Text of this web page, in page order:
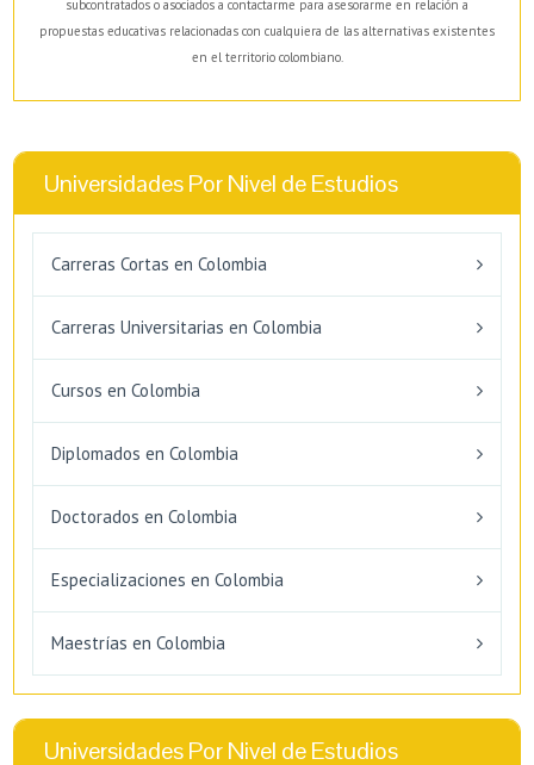
subcontratados o asociados a contactarme para asesorarme en relación a
propuestas educativas relacionadas con cualquiera de las alternativas existentes
en el territorio colombiano.
Universidades Por Nivel de Estudios
Carreras Cortas en Colombia
Carreras Universitarias en Colombia
Cursos en Colombia
Diplomados en Colombia
Doctorados en Colombia
Especializaciones en Colombia
Maestrías en Colombia
Universidades Por Nivel de Estudios